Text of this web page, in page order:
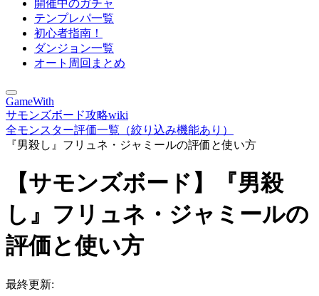
開催中のガチャ
テンプレパ一覧
初心者指南！
ダンジョン一覧
オート周回まとめ
GameWith
サモンズボード攻略wiki
全モンスター評価一覧（絞り込み機能あり）
『男殺し』フリュネ・ジャミールの評価と使い方
【サモンズボード】『男殺
し』フリュネ・ジャミールの
評価と使い方
最終更新: